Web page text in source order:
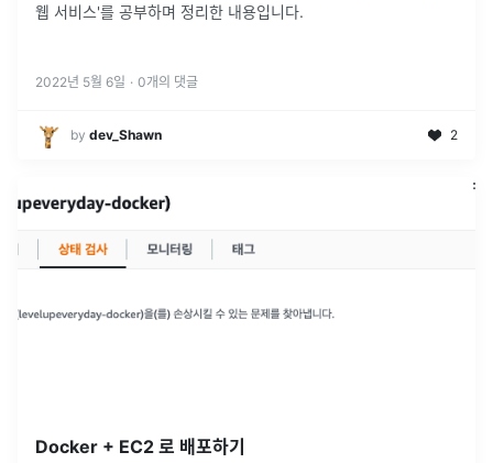
웹 서비스'를 공부하며 정리한 내용입니다.
2022년 5월 6일 · 0개의 댓글
by dev_Shawn 2
Docker + EC2 로 배포하기